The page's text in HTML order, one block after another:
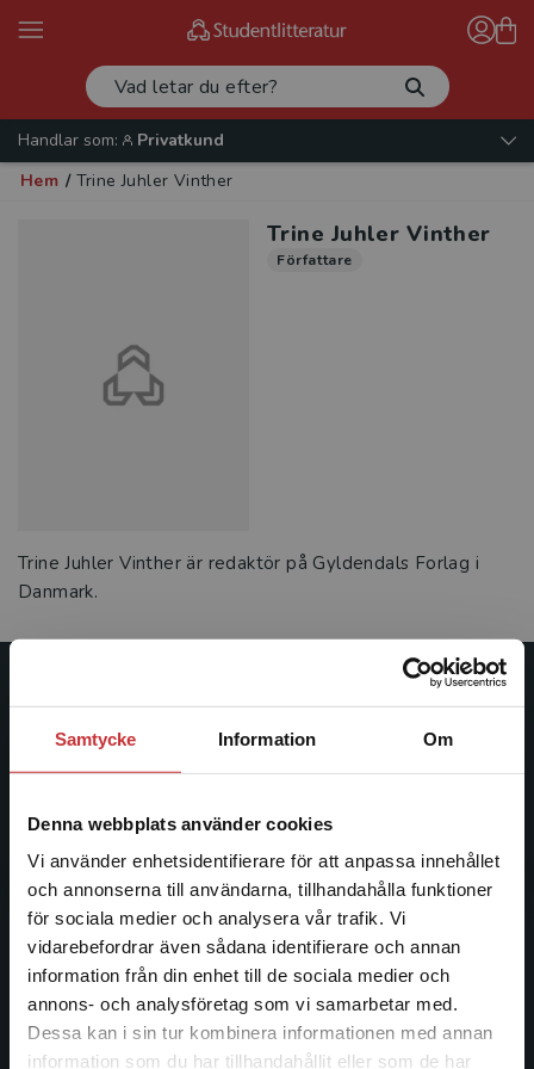
Samtycke Information Om
Denna webbplats använder cookies
Vi använder enhetsidentifierare för att anpassa innehållet
och annonserna till användarna, tillhandahålla funktioner
för sociala medier och analysera vår trafik. Vi
vidarebefordrar även sådana identifierare och annan
information från din enhet till de sociala medier och
annons- och analysföretag som vi samarbetar med.
Dessa kan i sin tur kombinera informationen med annan
information som du har tillhandahållit eller som de har
Begränsad fraktregion
Handlar som:
Privatkund
Hem / Trine Juhler Vinther
Trine Juhler Vinther
Författare
Trine Juhler Vinther är redaktör på Gyldendals Forlag i
Danmark.
Studentlitteratur
Studentlitteratur grundades 1963 och är idag Sveriges
facklitteratur, utbildningar och digitala
längs hela kunskapsresan.
Kontakta oss
Kontakta oss
046-31 20 00